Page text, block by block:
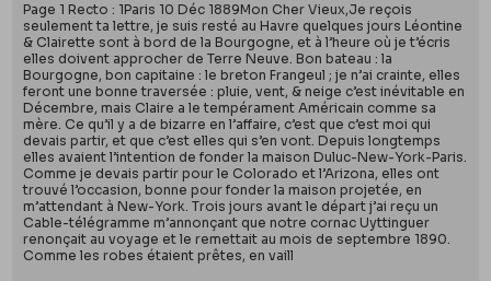
Page 1 Recto : 1Paris 10 Déc 1889Mon Cher Vieux,Je reçois
seulement ta lettre, je suis resté au Havre quelques jours Léontine
& Clairette sont à bord de la Bourgogne, et à l’heure où je t’écris
elles doivent approcher de Terre Neuve. Bon bateau : la
Bourgogne, bon capitaine : le breton Frangeul ; je n’ai crainte, elles
feront une bonne traversée : pluie, vent, & neige c’est inévitable en
Décembre, mais Claire a le tempérament Américain comme sa
mère. Ce qu’il y a de bizarre en l’affaire, c’est que c’est moi qui
devais partir, et que c’est elles qui s’en vont. Depuis longtemps
elles avaient l’intention de fonder la maison Duluc-New-York-Paris.
Comme je devais partir pour le Colorado et l’Arizona, elles ont
trouvé l’occasion, bonne pour fonder la maison projetée, en
m’attendant à New-York. Trois jours avant le départ j’ai reçu un
Cable-télégramme m’annonçant que notre cornac Uyttinguer
renonçait au voyage et le remettait au mois de septembre 1890.
Comme les robes étaient prêtes, en vaill